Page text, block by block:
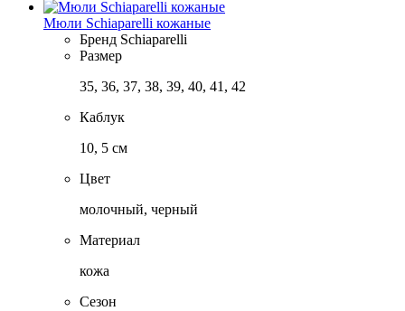
Мюли Schiaparelli кожаные
Бренд Schiaparelli
Размер
35, 36, 37, 38, 39, 40, 41, 42
Каблук
10, 5 см
Цвет
молочный, черный
Материал
кожа
Сезон